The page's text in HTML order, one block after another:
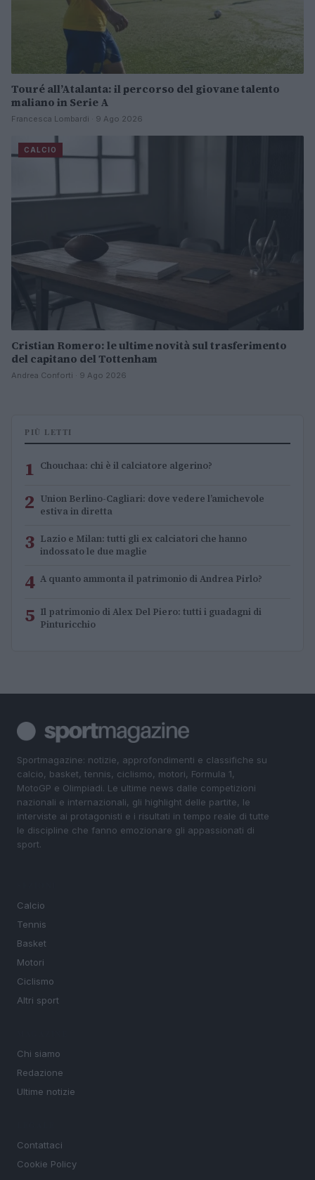
Touré all’Atalanta: il percorso del giovane talento
maliano in Serie A
Francesca Lombardi · 9 Ago 2026
CALCIO
Cristian Romero: le ultime novità sul trasferimento
del capitano del Tottenham
Andrea Conforti · 9 Ago 2026
PIÙ LETTI
1 Chouchaa: chi è il calciatore algerino?
2 Union Berlino-Cagliari: dove vedere l’amichevole
estiva in diretta
3 Lazio e Milan: tutti gli ex calciatori che hanno
indossato le due maglie
4 A quanto ammonta il patrimonio di Andrea Pirlo?
5 Il patrimonio di Alex Del Piero: tutti i guadagni di
Pinturicchio
Sportmagazine: notizie, approfondimenti e classifiche su
calcio, basket, tennis, ciclismo, motori, Formula 1,
MotoGP e Olimpiadi. Le ultime news dalle competizioni
nazionali e internazionali, gli highlight delle partite, le
interviste ai protagonisti e i risultati in tempo reale di tutte
le discipline che fanno emozionare gli appassionati di
sport.
Calcio
Tennis
Basket
Motori
Ciclismo
Altri sport
Chi siamo
Redazione
Ultime notizie
Contattaci
Cookie Policy